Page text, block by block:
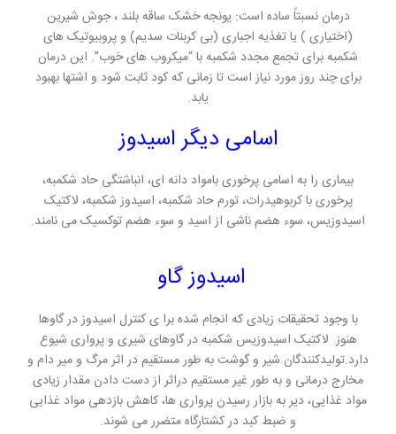
درمان نسبتاً ساده است: یونجه خشک ساقه بلند ، جوش شیرین
(اختیاری ) یا تغذیه اجباری (بی کربنات سدیم) و پروبیوتیک های
شکمبه برای تجمع مجدد شکمبه با “میکروب های خوب”. این درمان
برای چند روز مورد نیاز است تا زمانی که کود ثابت شود و اشتها بهبود
یابد.
اسامی دیگر اسیدوز
بیماری را به اسامی پرخوری بامواد دانه ای، انباشتگی حاد شکمبه،
پرخوری با کربوهیدرات، تورم حاد شکمبه، اسیدوز شکمبه، لاکتیک
اسیدوزیس، سوء هضم ناشی از اسید و سوء هضم توکسیک می نامند.
اسیدوز گاو
با وجود تحقیقات زیادی که انجام شده برا ی کنترل اسیدوز در گاوها
هنوز لاکتیک اسیدوزیس شکمبه در گاوهای شیری و پرواری شیوع
دارد.تولیدکنندگان شیر و گوشت به طور مستقیم در اثر مرگ و میر دام و
مخارج درمانی و به طور غیر مستقیم دراثر از دست دادن مقدار زیادی
مواد غذایی، دیر به بازار رسیدن پرواری ها، کاهش بازدهی مواد غذایی
و ضبط کبد در کشتارگاه متضرر می شوند.